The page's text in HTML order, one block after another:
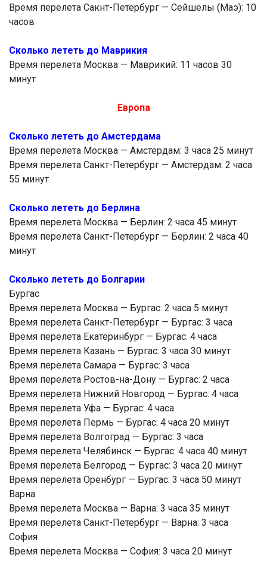
Время перелета Сакнт-Петербург — Сейшелы (Маэ): 10
часов
Сколько лететь до Маврикия
Время перелета Москва — Маврикий: 11 часов 30
минут
Европа
Сколько лететь до Амстердама
Время перелета Москва — Амстердам: 3 часа 25 минут
Время перелета Санкт-Петербург — Амстердам: 2 часа
55 минут
Сколько лететь до Берлина
Время перелета Москва — Берлин: 2 часа 45 минут
Время перелета Санкт-Петербург — Берлин: 2 часа 40
минут
Сколько лететь до Болгарии
Бургас
Время перелета Москва — Бургас: 2 часа 5 минут
Время перелета Санкт-Петербург — Бургас: 3 часа
Время перелета Екатеринбург — Бургас: 4 часа
Время перелета Казань — Бургас: 3 часа 30 минут
Время перелета Самара — Бургас: 3 часа
Время перелета Ростов-на-Дону — Бургас: 2 часа
Время перелета Нижний Новгород — Бургас: 4 часа
Время перелета Уфа — Бургас: 4 часа
Время перелета Пермь — Бургас: 4 часа 20 минут
Время перелета Волгоград — Бургас: 3 часа
Время перелета Челябинск — Бургас: 4 часа 40 минут
Время перелета Белгород — Бургас: 3 часа 20 минут
Время перелета Оренбург — Бургас: 3 часа 50 минут
Варна
Время перелета Москва — Варна: 3 часа 35 минут
Время перелета Санкт-Петербург — Варна: 3 часа
София
Время перелета Москва — София: 3 часа 20 минут